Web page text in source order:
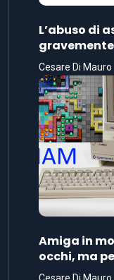
L’abuso di
Cesare Di Mauro
Amiga in
occhi, ma
Cesare Di Mauro